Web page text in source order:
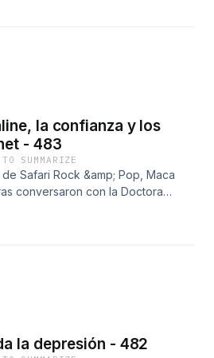
Wasabi a un perro.&nbsp;
privacy information.
la confianza y los
- 483
SUMMARIZE
Safari Rock &amp; Pop, Maca
conversaron con la Doctora
online, la confianza y los
&nbsp;See
la depresión - 482